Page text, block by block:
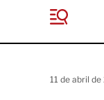
e
11 de abril